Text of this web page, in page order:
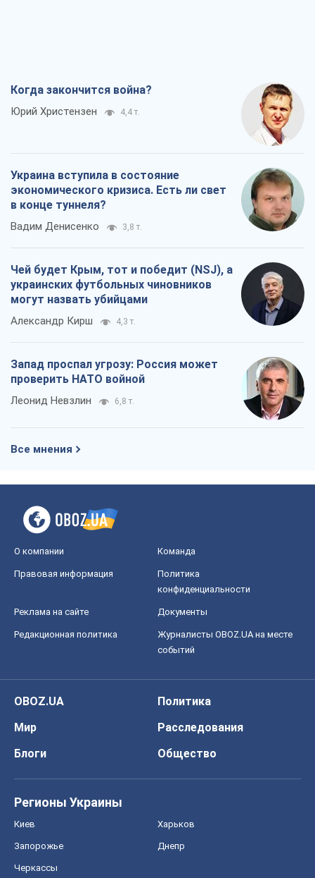
Когда закончится война?
Юрий Христензен 4,4 т.
Украина вступила в состояние
экономического кризиса. Есть ли свет
в конце туннеля?
Вадим Денисенко 3,8 т.
Чей будет Крым, тот и победит (NSJ), а
украинских футбольных чиновников
могут назвать убийцами
Александр Кирш 4,3 т.
Запад проспал угрозу: Россия может
проверить НАТО войной
Леонид Невзлин 6,8 т.
Все мнения
О компании Команда
Правовая информация
Политика
конфиденциальности
Реклама на сайте Документы
Редакционная политика
Журналисты OBOZ.UA на месте
событий
OBOZ.UA
Политика
Мир
Расследования
Блоги
Общество
Регионы Украины
Киев Харьков
Запорожье Днепр
Черкассы